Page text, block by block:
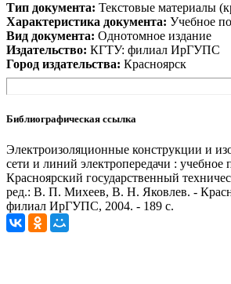
Тип документа: Текстовые материалы
Характеристика документа: Учебное
Вид документа: Однотомное издание
Издательство: КГТУ: филиал ИрГУПС
Город издательства: Красноярск
Библиографическая ссылка
Электроизоляционные конструкции и
сети и линий электропередачи : учебное
Красноярский государственный
ред.: В. П. Михеев, В. Н. Яковлев. -
филиал ИрГУПС, 2004. - 189 с.